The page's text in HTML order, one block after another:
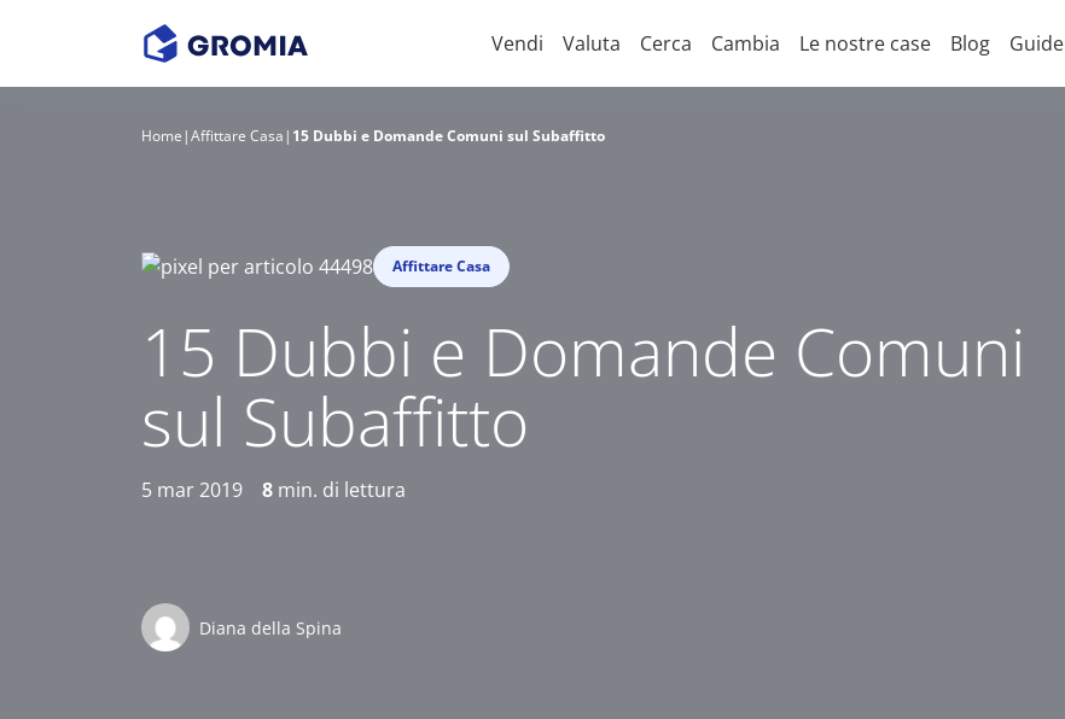
Vendi Valuta Cerca Cambia Le nostre case Blog Guide
Home |Affittare Casa | 15 Dubbi e Domande Comuni sul Subaffitto
Affittare Casa
15 Dubbi e Domande Comuni
sul Subaffitto
5 mar 2019 8 min. di lettura
Diana della Spina